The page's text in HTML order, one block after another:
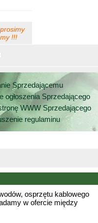
Sprzedającemu
ogłoszenia Sprzedającego
WWW Sprzedającego
regulaminu
!!!
osprzętu kablowego
w ofercie między